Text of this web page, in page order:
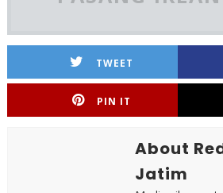
TWEET
PIN IT
About
Jatim